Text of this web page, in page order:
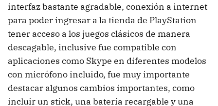
interfaz bastante agradable, conexión a internet
para poder ingresar a la tienda de PlayStation
tener acceso a los juegos clásicos de manera
descagable, inclusive fue compatible con
aplicaciones como Skype en diferentes modelos
con micrófono incluido, fue muy importante
destacar algunos cambios importantes, como
incluir un stick, una batería recargable y una